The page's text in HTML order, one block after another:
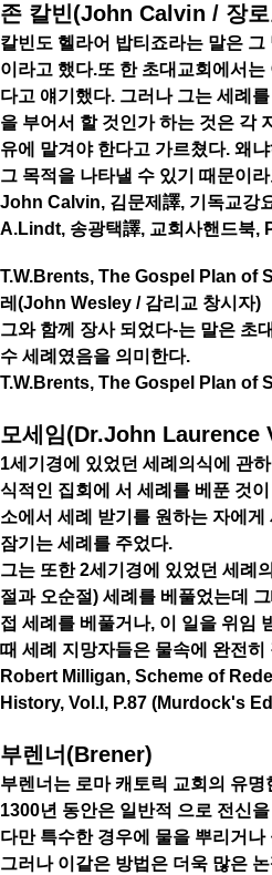
존 칼빈(John Calvin / 장
칼빈도 헬라어 밥티죠라는 말은
이라고 했다.또 한 초대교회에서
다고 얘기했다. 그러나 그는 세례
을 부어서 할 것인가 하는 것은 각
유에 맡겨야 한다고 가르쳤다. 왜
그 목적을 나타낼 수 있기 때문이
John Calvin, 김문제譯, 기독교강
A.Lindt, 송광택譯, 교회사핸드북,
T.W.Brents, The Gospel Plan of
레(John Wesley / 감리교 창시자)
그와 함께 장사 되었다-는 말은 초
수 세례였음을 의미한다.
T.W.Brents, The Gospel Plan of
모세임(Dr.John Laurence
1세기경에 있었던 세례의식에 관
식적인 집회에 서 세례를 베푼 것
소에서 세례 받기를 원하는 자에게
잠기는 세례를 주었다.
그는 또한 2세기경에 있었던 세례
절과 오순절) 세례를 베풀었는데
접 세례를 베풀거나, 이 일을 위임
때 세례 지망자들은 물속에 완전
Robert Milligan, Scheme of
History, Vol.I, P.87 (Murdock's
부렌너(Brener)
부렌너는 로마 캐토릭 교회의 유
1300년 동안은 일반적 으로 전신
다만 특수한 경우에 물을 뿌리거
그러나 이같은 방법은 더욱 많은